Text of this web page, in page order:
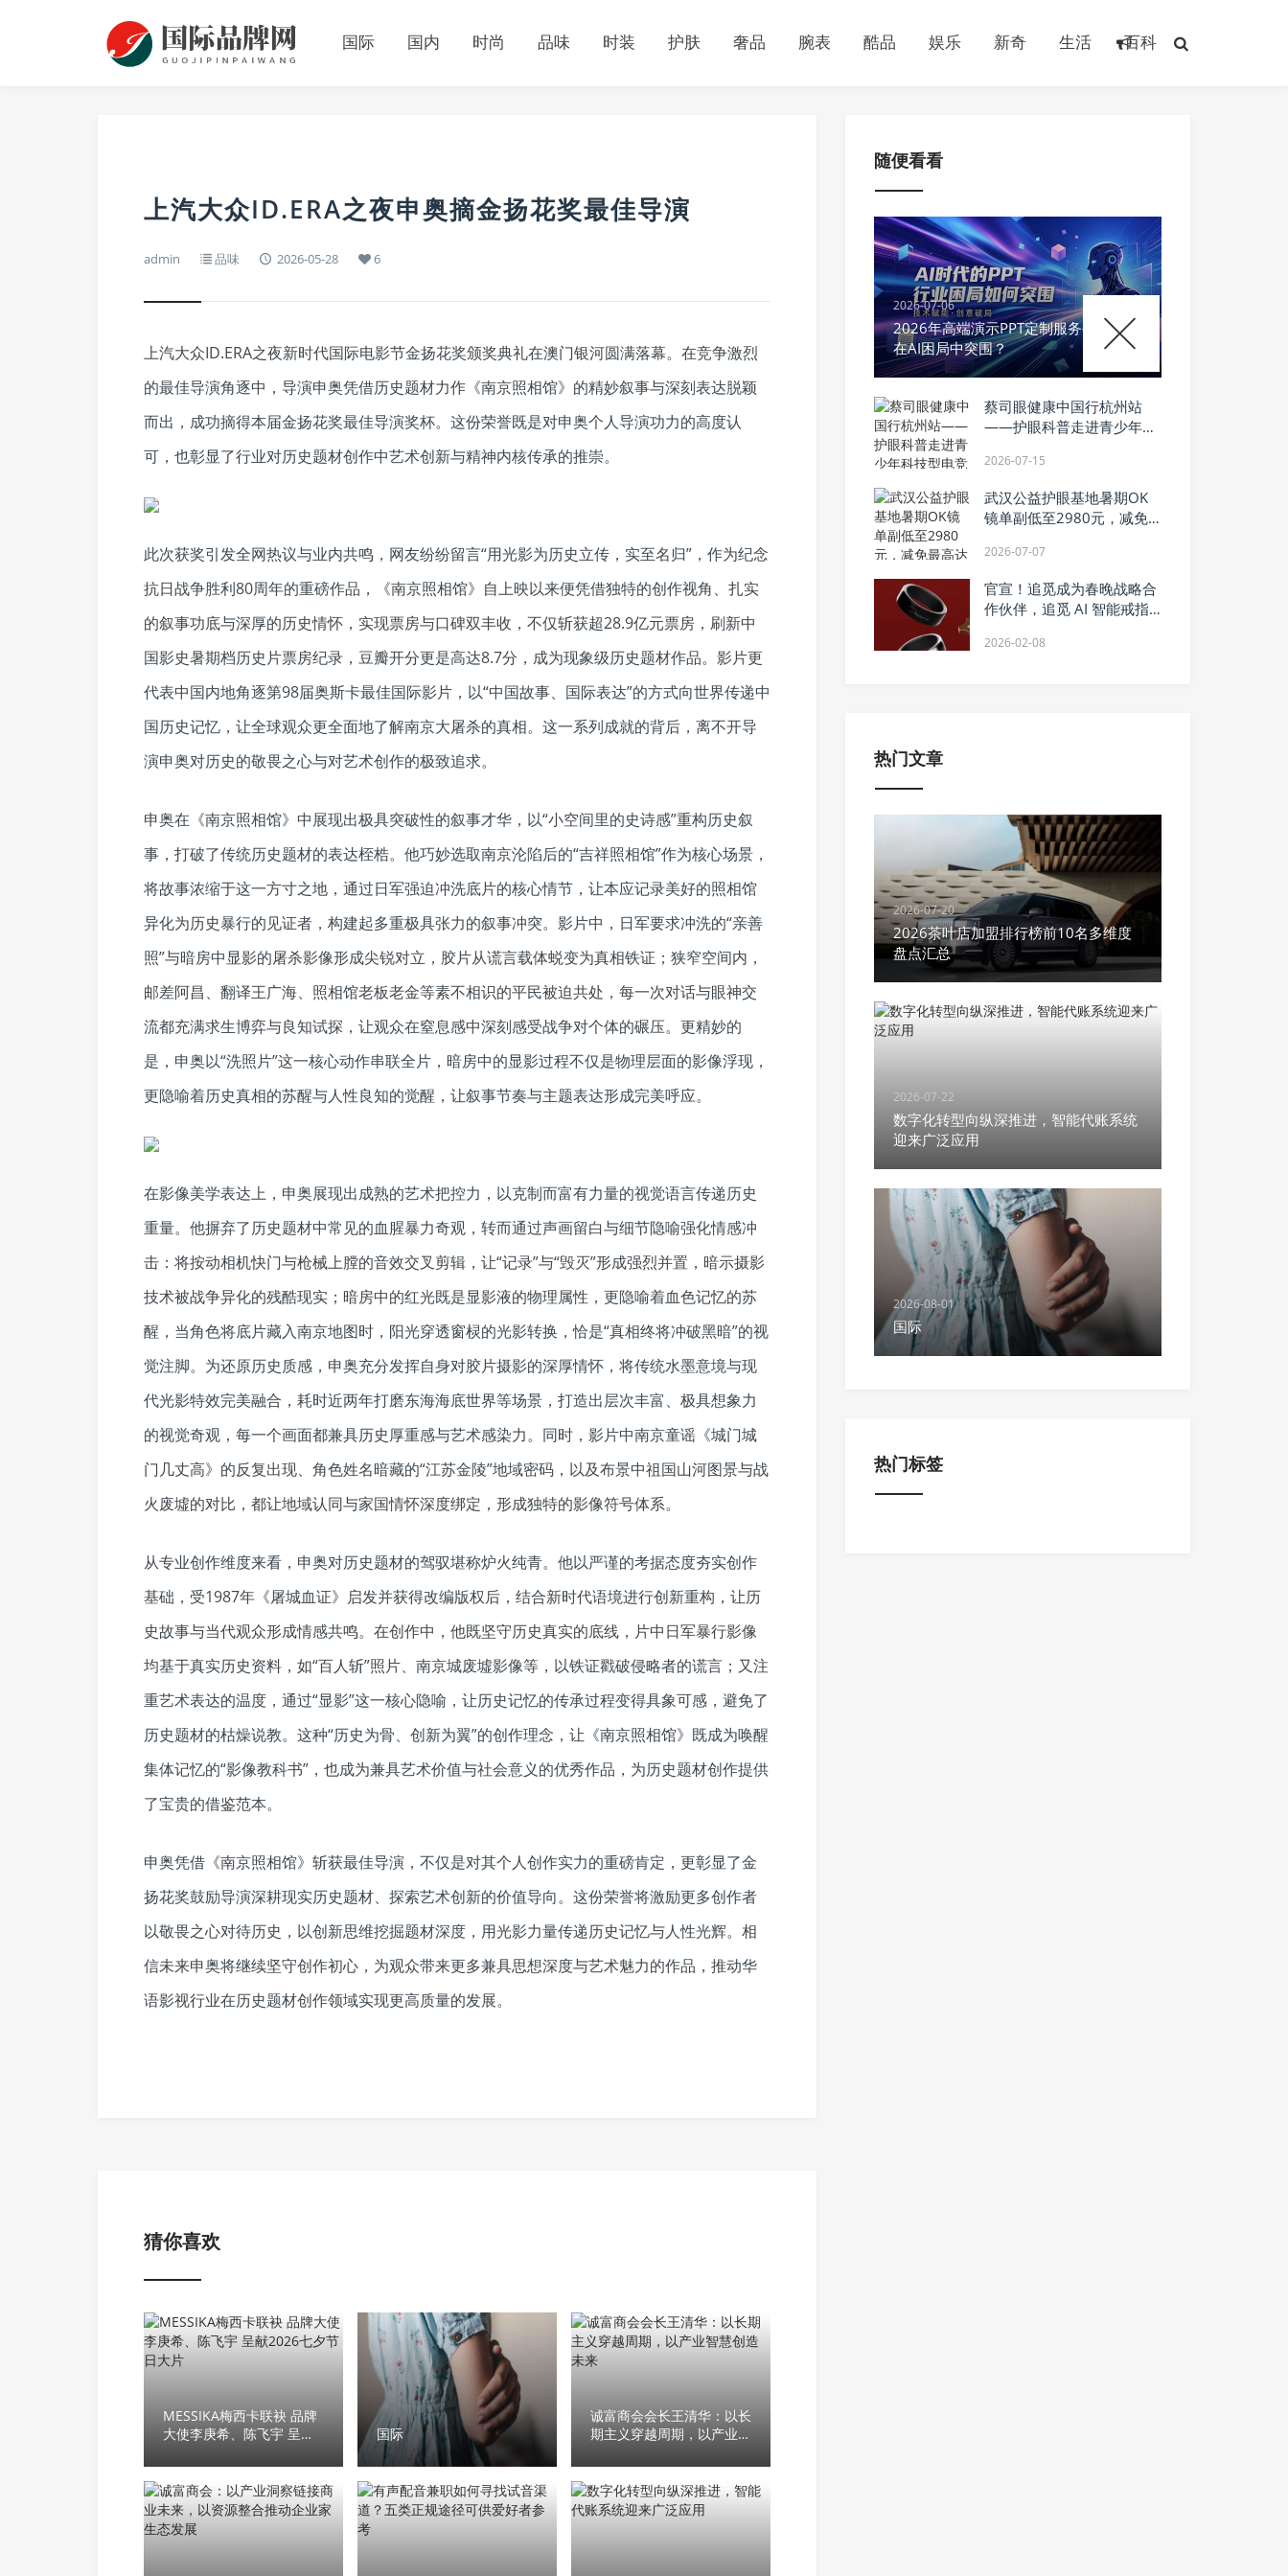
国际 国内 时尚 品味 时装 护肤 奢品 腕表 酷品 娱乐 新奇 生活 百科
上汽大众ID.ERA之夜申奥摘金扬花奖最佳导演
admin 品味 2026-05-28 6
上汽大众ID.ERA之夜新时代国际电影节金扬花奖颁奖典礼在澳门银河圆满落幕。在竞争激烈
的最佳导演角逐中，导演申奥凭借历史题材力作《南京照相馆》的精妙叙事与深刻表达脱颖
而出，成功摘得本届金扬花奖最佳导演奖杯。这份荣誉既是对申奥个人导演功力的高度认
可，也彰显了行业对历史题材创作中艺术创新与精神内核传承的推崇。
此次获奖引发全网热议与业内共鸣，网友纷纷留言“用光影为历史立传，实至名归”，作为纪念
抗日战争胜利80周年的重磅作品，《南京照相馆》自上映以来便凭借独特的创作视角、扎实
的叙事功底与深厚的历史情怀，实现票房与口碑双丰收，不仅斩获超28.9亿元票房，刷新中
国影史暑期档历史片票房纪录，豆瓣开分更是高达8.7分，成为现象级历史题材作品。影片更
代表中国内地角逐第98届奥斯卡最佳国际影片，以“中国故事、国际表达”的方式向世界传递中
国历史记忆，让全球观众更全面地了解南京大屠杀的真相。这一系列成就的背后，离不开导
演申奥对历史的敬畏之心与对艺术创作的极致追求。
申奥在《南京照相馆》中展现出极具突破性的叙事才华，以“小空间里的史诗感”重构历史叙
事，打破了传统历史题材的表达桎梏。他巧妙选取南京沦陷后的“吉祥照相馆”作为核心场景，
将故事浓缩于这一方寸之地，通过日军强迫冲洗底片的核心情节，让本应记录美好的照相馆
异化为历史暴行的见证者，构建起多重极具张力的叙事冲突。影片中，日军要求冲洗的“亲善
照”与暗房中显影的屠杀影像形成尖锐对立，胶片从谎言载体蜕变为真相铁证；狭窄空间内，
邮差阿昌、翻译王广海、照相馆老板老金等素不相识的平民被迫共处，每一次对话与眼神交
流都充满求生博弈与良知试探，让观众在窒息感中深刻感受战争对个体的碾压。更精妙的
是，申奥以“洗照片”这一核心动作串联全片，暗房中的显影过程不仅是物理层面的影像浮现，
更隐喻着历史真相的苏醒与人性良知的觉醒，让叙事节奏与主题表达形成完美呼应。
在影像美学表达上，申奥展现出成熟的艺术把控力，以克制而富有力量的视觉语言传递历史
重量。他摒弃了历史题材中常见的血腥暴力奇观，转而通过声画留白与细节隐喻强化情感冲
击：将按动相机快门与枪械上膛的音效交叉剪辑，让“记录”与“毁灭”形成强烈并置，暗示摄影
技术被战争异化的残酷现实；暗房中的红光既是显影液的物理属性，更隐喻着血色记忆的苏
醒，当角色将底片藏入南京地图时，阳光穿透窗棂的光影转换，恰是“真相终将冲破黑暗”的视
觉注脚。为还原历史质感，申奥充分发挥自身对胶片摄影的深厚情怀，将传统水墨意境与现
代光影特效完美融合，耗时近两年打磨东海海底世界等场景，打造出层次丰富、极具想象力
的视觉奇观，每一个画面都兼具历史厚重感与艺术感染力。同时，影片中南京童谣《城门城
门几丈高》的反复出现、角色姓名暗藏的“江苏金陵”地域密码，以及布景中祖国山河图景与战
火废墟的对比，都让地域认同与家国情怀深度绑定，形成独特的影像符号体系。
从专业创作维度来看，申奥对历史题材的驾驭堪称炉火纯青。他以严谨的考据态度夯实创作
基础，受1987年《屠城血证》启发并获得改编版权后，结合新时代语境进行创新重构，让历
史故事与当代观众形成情感共鸣。在创作中，他既坚守历史真实的底线，片中日军暴行影像
均基于真实历史资料，如“百人斩”照片、南京城废墟影像等，以铁证戳破侵略者的谎言；又注
重艺术表达的温度，通过“显影”这一核心隐喻，让历史记忆的传承过程变得具象可感，避免了
历史题材的枯燥说教。这种“历史为骨、创新为翼”的创作理念，让《南京照相馆》既成为唤醒
集体记忆的“影像教科书”，也成为兼具艺术价值与社会意义的优秀作品，为历史题材创作提供
了宝贵的借鉴范本。
申奥凭借《南京照相馆》斩获最佳导演，不仅是对其个人创作实力的重磅肯定，更彰显了金
扬花奖鼓励导演深耕现实历史题材、探索艺术创新的价值导向。这份荣誉将激励更多创作者
以敬畏之心对待历史，以创新思维挖掘题材深度，用光影力量传递历史记忆与人性光辉。相
信未来申奥将继续坚守创作初心，为观众带来更多兼具思想深度与艺术魅力的作品，推动华
语影视行业在历史题材创作领域实现更高质量的发展。
猜你喜欢
MESSIKA梅西卡联袂 品牌
大使李庚希、陈飞宇 呈献
国际
诚富商会会长王清华：以长
期主义穿越周期，以产业智
随便看看
2026-07-06
2026年高端演示PPT定制服务公司如何
在AI困局中突围？
蔡司眼健康中国行杭州站
——护眼科普走进青少年科
2026-07-15
武汉公益护眼基地暑期OK
镜单副低至2980元，减免
2026-07-07
官宣！追觅成为春晚战略合
作伙伴，追觅 AI 智能戒指
2026-02-08
热门文章
2026-07-20
2026茶叶店加盟排行榜前10名多维度
盘点汇总
2026-07-22
数字化转型向纵深推进，智能代账系统
迎来广泛应用
2026-08-01
国际
热门标签